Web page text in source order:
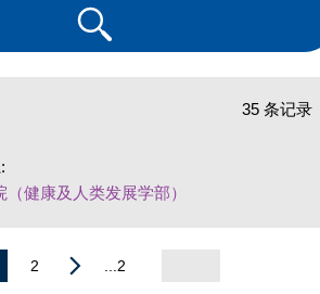
35 条记录
健康及人类发展学部）
2 ...2